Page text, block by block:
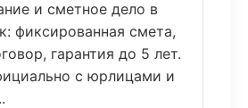
и сметное дело в
фиксированная смета,
гарантия до 5 лет.
с юрлицами и